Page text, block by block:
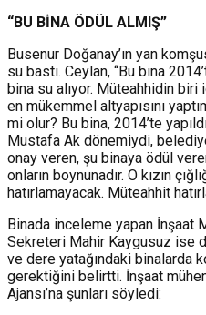
“BU BİNA ÖDÜL ALMIŞ”
Busenur Doğanay’ın yan
su bastı. Ceylan, “Bu bina
bina su alıyor. Müteahhidin biri
en mükemmel altyapısını
mi olur? Bu bina, 2014’te
Mustafa Ak dönemiydi,
onay veren, şu binaya ödül
onların boynunadır. O kızın
hatırlamayacak. Müteahhit
Binada inceleme yapan İnşaat
Sekreteri Mahir Kaygusuz ise
ve dere yatağındaki binalarda
gerektiğini belirtti. İnşaat
Ajansı’na şunları söyledi: